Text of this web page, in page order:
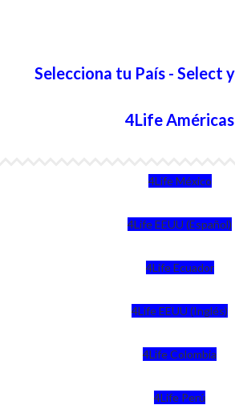
Selecciona tu País - Select
4Life Américas
4Life México
4Life EEUU (Español)
4Life Ecuador
4Life EEUU (Inglés)
4Life Colombia
4Life Perú